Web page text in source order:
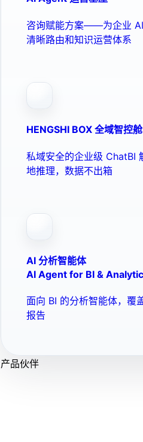
咨询赋能方案——为企业 AI
清晰路由和知识运营体系
HENGSHI BOX 全域智控舱
私域安全的企业级 ChatBI
地推理，数据不出箱
AI 分析智能体
AI Agent for BI &
面向 BI 的分析智能体，覆
报告
产品伙伴